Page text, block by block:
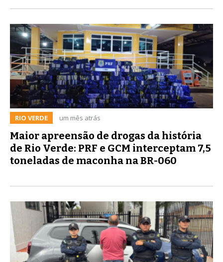
RIO VERDE um mês atrás
Maior apreensão de drogas da história
de Rio Verde: PRF e GCM interceptam 7,5
toneladas de maconha na BR-060